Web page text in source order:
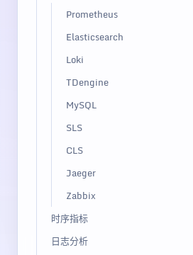
Prometheus
Elasticsearch
Loki
TDengine
MySQL
SLS
CLS
Jaeger
Zabbix
时序指标
日志分析